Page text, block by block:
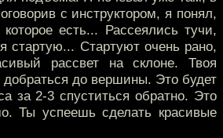
с инструктором, я понял,
есть... Рассеялись тучи,
стартую... Стартуют очень рано,
рассвет на склоне. Твоя
добраться до вершины. Это будет
за 2-3 спуститься обратно. Это
Ты успеешь сделать красивые